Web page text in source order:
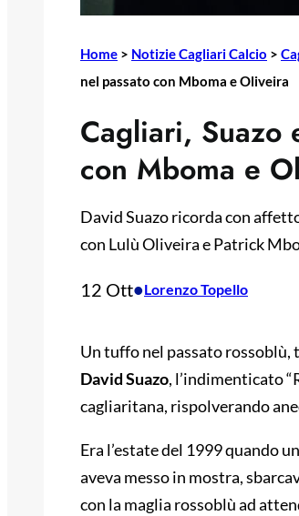
Home > Notizie Cagliari Calcio >
nel passato con Mboma e Oliveira
Cagliari, Suazo
con Mboma e
David Suazo ricorda con
con Lulù Oliveira e Patrick
12 Ott•Lorenzo Topello
Un tuffo nel passato rossoblù,
David Suazo, l’indimenticato
cagliaritana, rispolverando
Era l’estate del 1999 quando
aveva messo in mostra,
con la maglia rossoblù ad